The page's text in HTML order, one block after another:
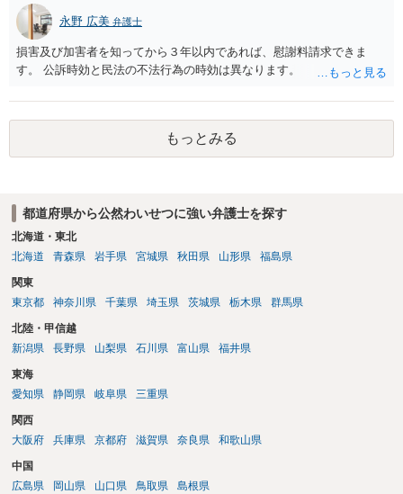
永野 広美 弁護士
損害及び加害者を知ってから３年以内であれば、慰謝料請求できま
す。 公訴時効と民法の不法行為の時効は異なります。
もっとみる
都道府県から公然わいせつに強い弁護士を探す
北海道・東北
北海道
青森県 岩手県 宮城県 秋田県 山形県 福島県
関東
東京都
神奈川県 千葉県 埼玉県 茨城県 栃木県 群馬県
北陸・甲信越
新潟県
長野県 山梨県 石川県 富山県 福井県
東海
愛知県
静岡県 岐阜県 三重県
関西
大阪府
兵庫県 京都府 滋賀県 奈良県 和歌山県
中国
広島県
岡山県 山口県 鳥取県 島根県